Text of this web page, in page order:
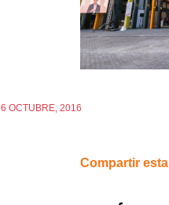
6 OCTUBRE, 2016
Compartir